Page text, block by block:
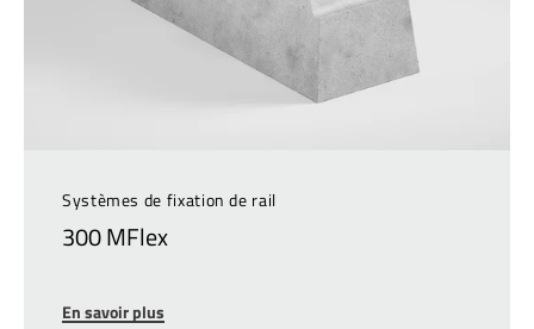
Systèmes de fixation de rail
300 MFlex
En savoir plus